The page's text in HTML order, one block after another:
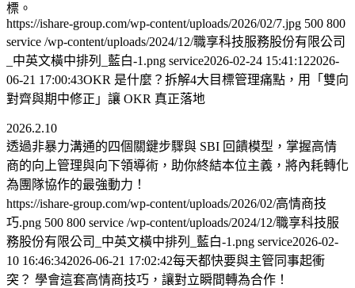
標。
https://ishare-group.com/wp-content/uploads/2026/02/7.jpg 500 800
service /wp-content/uploads/2024/12/職享科技服務股份有限公司
_中英文橫中排列_藍白-1.png service2026-02-24 15:41:122026-
06-21 17:00:43OKR 是什麼？拆解4大目標管理痛點，用「雙向
對齊與期中修正」讓 OKR 真正落地
2026.2.10
透過非暴力溝通的四個關鍵步驟與 SBI 回饋模型，掌握高情
商的向上管理與向下領導術，助你終結本位主義，將內耗轉化
為團隊協作的最強動力！
https://ishare-group.com/wp-content/uploads/2026/02/高情商技
巧.png 500 800 service /wp-content/uploads/2024/12/職享科技服
務股份有限公司_中英文橫中排列_藍白-1.png service2026-02-
10 16:46:342026-06-21 17:02:42每天都快要與主管同事起衝
突？ 學會這套高情商技巧，讓對立瞬間轉為合作！